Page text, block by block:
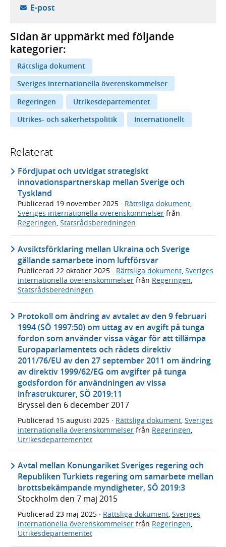
E-post- öppnar din e-postklient,
Sidan är uppmärkt med följande
kategorier:
Rättsliga dokument
Sveriges internationella överenskommelser
Regeringen
Utrikesdepartementet
Utrikes- och säkerhetspolitik
Internationellt
Relaterat
Fördjupat och utvidgat strategiskt
innovationspartnerskap mellan Sverige och
Tyskland
Publicerad 19 november 2025 · Rättsliga dokument,
Sveriges internationella överenskommelser från
Regeringen, Statsrådsberedningen
Avsiktsförklaring mellan Ukraina och Sverige
gällande samarbete inom luftförsvar
Publicerad 22 oktober 2025 · Rättsliga dokument, Sveriges
internationella överenskommelser från Regeringen,
Statsrådsberedningen
Protokoll om ändring av avtalet av den 9 februari
1994 (SÖ 1997:50) om uttag av en avgift på tunga
fordon som använder vissa vägar för att tillämpa
Europaparlamentets och rådets direktiv
2011/76/EU av den 27 september 2011 om ändring
av direktiv 1999/62/EG om avgifter på tunga
godsfordon för användningen av vissa
infrastrukturer, SÖ 2019:11
Bryssel den 6 december 2017
Publicerad 15 augusti 2025 · Rättsliga dokument Sveriges
internationella överenskommelser från Regeringen
Utrikesdepartementet
Avtal mellan Konungariket Sveriges regering och
Republiken Turkiets regering om samarbete mellan
brottsbekämpande myndigheter, SÖ 2019:3
Stockholm den 7 maj 2015
Publicerad 23 maj 2025 · Rättsliga dokument, Sveriges
internationella överenskommelser från Regeringen,
Utrikesdepartementet